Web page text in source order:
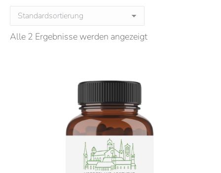
Alle 2 Ergebnisse werden angezeigt